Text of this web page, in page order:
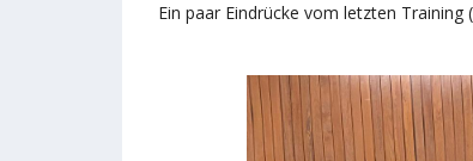
Ein paar Eindrücke vom letzten